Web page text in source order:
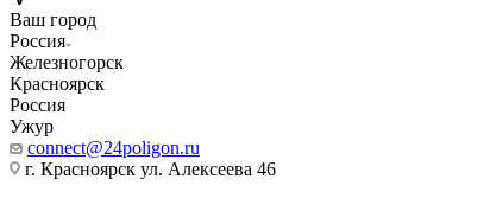
Ваш город
Россия
Железногорск
Красноярск
Россия
Ужур
connect@24poligon.ru
г. Красноярск ул. Алексеева 46